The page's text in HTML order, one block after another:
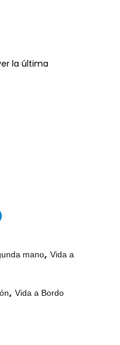
la última
mano, Vida a
, Vida a Bordo